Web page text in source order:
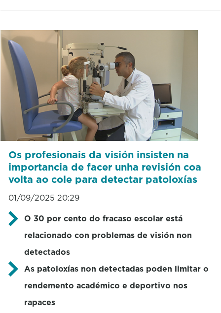
Os profesionais da visión insisten na
importancia de facer unha revisión coa
volta ao cole para detectar patoloxías
01/09/2025 20:29
O 30 por cento do fracaso escolar está
relacionado con problemas de visión non
detectados
As patoloxías non detectadas poden limitar o
rendemento académico e deportivo nos
rapaces